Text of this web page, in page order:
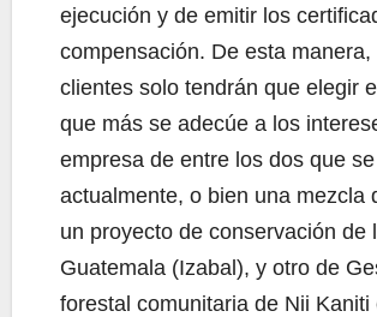
ejecución y de emitir los
compensación. De esta manera,
clientes solo tendrán que elegir
que más se adecúe a los
empresa de entre los dos que
actualmente, o bien una mezcla
un proyecto de conservación de
Guatemala (Izabal), y otro de
forestal comunitaria de Nii Kaniti